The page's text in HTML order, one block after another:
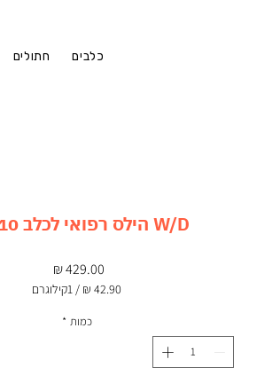
חתולים כלבים
W/D הילס רפואי לכלב 10 ק״ג
/ 1קילוגרם
לכלכמות *